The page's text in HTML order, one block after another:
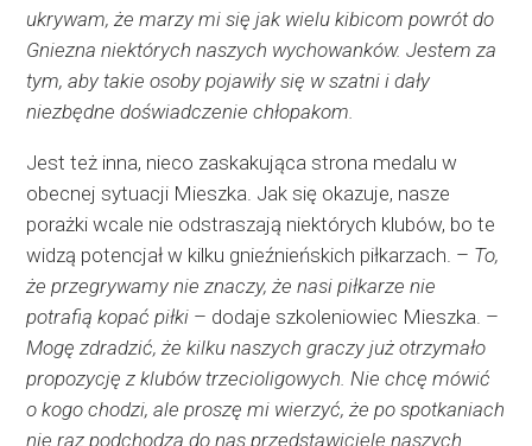
ukrywam, że marzy mi się jak wielu kibicom powrót do
Gniezna niektórych naszych wychowanków. Jestem za
tym, aby takie osoby pojawiły się w szatni i dały
niezbędne doświadczenie chłopakom.
Jest też inna, nieco zaskakująca strona medalu w
obecnej sytuacji Mieszka. Jak się okazuje, nasze
porażki wcale nie odstraszają niektórych klubów, bo te
widzą potencjał w kilku gnieźnieńskich piłkarzach. – To,
że przegrywamy nie znaczy, że nasi piłkarze nie
potrafią kopać piłki – dodaje szkoleniowiec Mieszka. –
Mogę zdradzić, że kilku naszych graczy już otrzymało
propozycję z klubów trzecioligowych. Nie chcę mówić
o kogo chodzi, ale proszę mi wierzyć, że po spotkaniach
nie raz podchodzą do nas przedstawiciele naszych